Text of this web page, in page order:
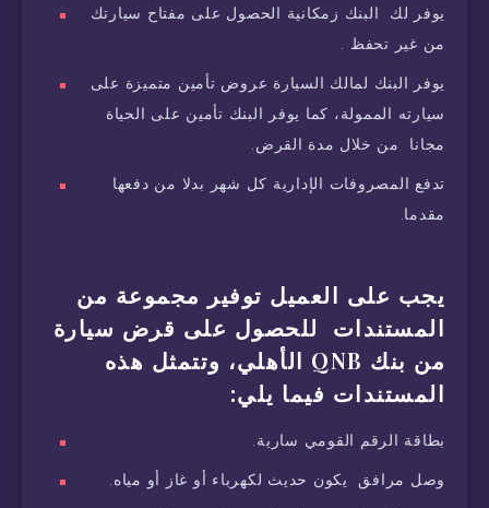
يوفر لك البنك زمكانية الحصول على مفتاح سيارتك
من غير تحفظ .
يوفر البنك لمالك السيارة عروض تأمين متميزة على
سيارته الممولة، كما يوفر البنك تأمين على الحياة
مجانا من خلال مدة القرض.
تدفع المصروفات الإدارية كل شهر بدلا من دفعها
مقدما.
يجب على العميل توفير مجموعة من
المستندات للحصول على قرض سيارة
من بنك QNB الأهلي، وتتمثل هذه
المستندات فيما يلي:
بطاقة الرقم القومي سارية.
وصل مرافق يكون حديث لكهرباء أو غاز أو مياه.